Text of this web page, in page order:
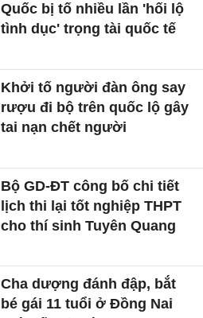
Quốc bị tố nhiều lần 'hối lộ
tình dục' trọng tài quốc tế
Khởi tố người đàn ông say
rượu đi bộ trên quốc lộ gây
tai nạn chết người
Bộ GD-ĐT công bố chi tiết
lịch thi lại tốt nghiệp THPT
cho thí sinh Tuyên Quang
Cha dượng đánh đập, bắt
bé gái 11 tuổi ở Đồng Nai